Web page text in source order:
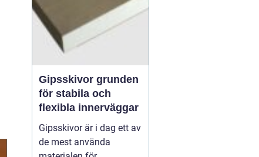
Gipsskivor grunden
för stabila och
flexibla innerväggar
Gipsskivor är i dag ett av
de mest använda